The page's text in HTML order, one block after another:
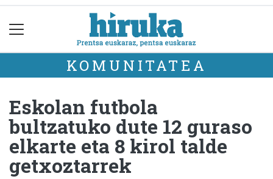
KOMUNITATEA
Eskolan futbola
bultzatuko dute 12 guraso
elkarte eta 8 kirol talde
getxoztarrek